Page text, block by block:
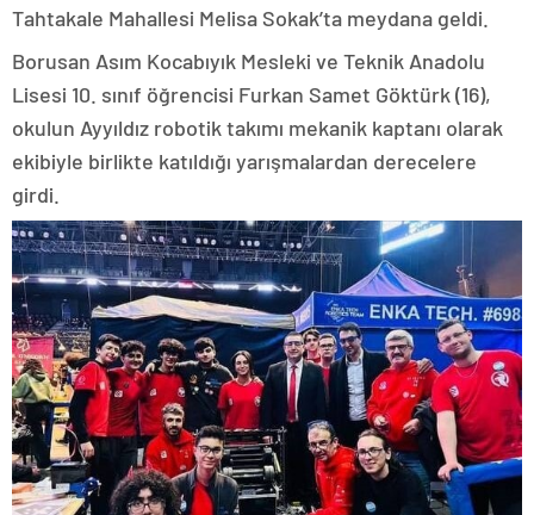
Tahtakale Mahallesi Melisa Sokak’ta meydana geldi.
Borusan Asım Kocabıyık Mesleki ve Teknik Anadolu
Lisesi 10. sınıf öğrencisi Furkan Samet Göktürk (16),
okulun Ayyıldız robotik takımı mekanik kaptanı olarak
ekibiyle birlikte katıldığı yarışmalardan derecelere
girdi.